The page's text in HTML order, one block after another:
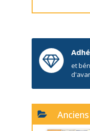
et